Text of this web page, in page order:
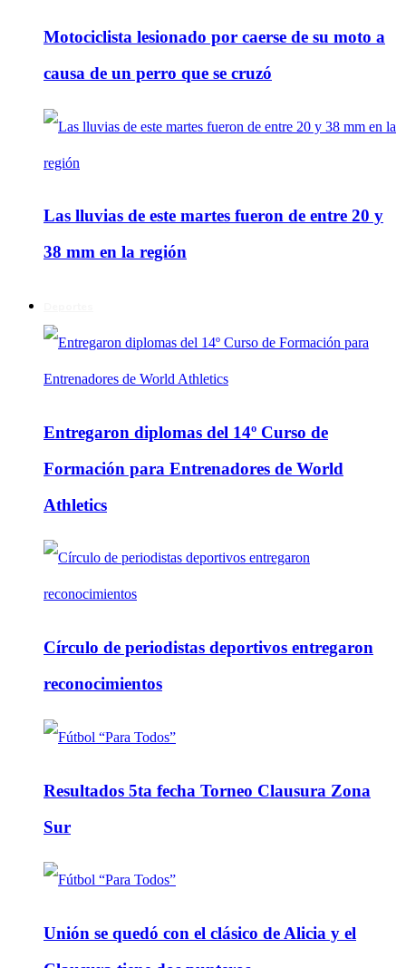
Motociclista lesionado por caerse de su moto a
causa de un perro que se cruzó
Las lluvias de este martes fueron de entre 20 y
38 mm en la región
Entregaron diplomas del 14º Curso de
Formación para Entrenadores de World
Athletics
Círculo de periodistas deportivos entregaron
reconocimientos
Resultados 5ta fecha Torneo Clausura Zona
Sur
Unión se quedó con el clásico de Alicia y el